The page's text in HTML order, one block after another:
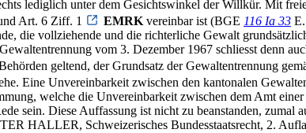
lediglich unter dem Gesichtswinkel der Willkür. Mit
Art. 6 Ziff. 1 EMRK vereinbar ist (BGE 116 Ia 33
die vollziehende und die richterliche Gewalt
vom 3. Dezember 1967 schliesst denn
geltend, der Grundsatz der Gewaltentrennung
Eine Unvereinbarkeit zwischen den kantonalen
welche die Unvereinbarkeit zwischen dem Amt
sein. Diese Auffassung ist nicht zu beanstanden,
HALLER, Schweizerisches Bundesstaatsrecht, 2.